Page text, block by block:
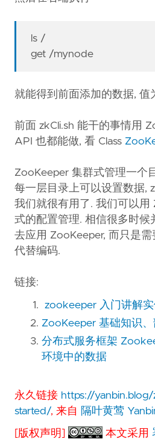
ls /
get /mynode
就能得到前面添加的数据, 值
前面 zkCli.sh 能干的事情用
API 也都能做, 看 Class
ZooKeeper 集群式管理一个
每一层目录上可以设置数据,
我们就很有用了. 我们可以用
式的配置管理. 相信很多时候
去应用 ZooKeeper, 而只是
代替编码.
链接:
zookeeper 入门讲解
ZooKeeper 基础知识
分布式服务框架
环境中的数据
永久链接 https://yanbin.blog/
started/, 来自 隔叶黄莺
[版权声明] 本文采用